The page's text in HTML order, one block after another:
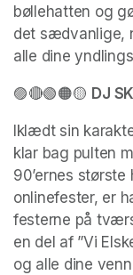
bøllehatten og
det sædvanlige,
alle dine
🟣🔴🟢🟠🟡 DJ
Iklædt sin
klar bag pulten
90’ernes
onlinefester, er
festerne på
en del af ”Vi
og alle dine